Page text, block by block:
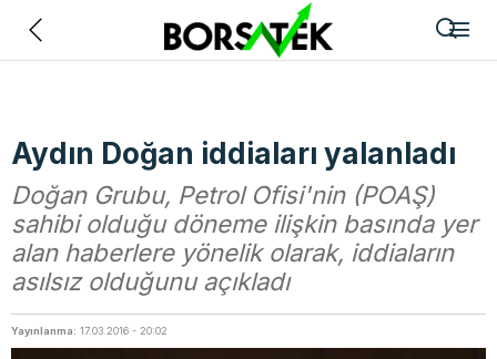
Aydın Doğan iddiaları yalanladı
Doğan Grubu, Petrol Ofisi'nin (POAŞ)
sahibi olduğu döneme ilişkin basında yer
alan haberlere yönelik olarak, iddiaların
asılsız olduğunu açıkladı
Yayınlanma: 17.03.2016 - 20:02